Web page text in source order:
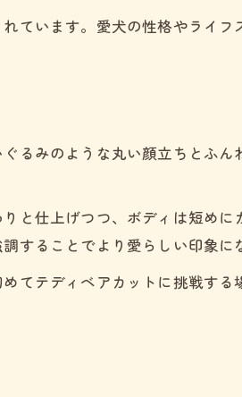
ています。愛犬の性格やライフ
るみのような丸い顔立ちとふん
と仕上げつつ、ボディは短めに
することでより愛らしい印象に
てテディベアカットに挑戦する